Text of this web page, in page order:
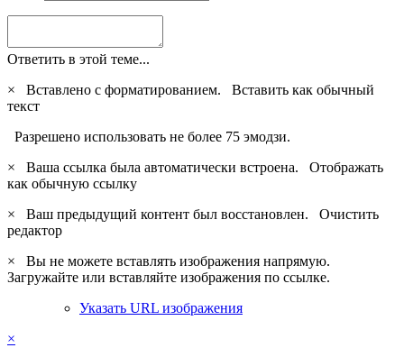
Ответить в этой теме...
×
Вставлено с форматированием. Вставить как обычный
текст
Разрешено использовать не более 75 эмодзи.
×
Ваша ссылка была автоматически встроена. Отображать
как обычную ссылку
×
Ваш предыдущий контент был восстановлен. Очистить
редактор
×
Вы не можете вставлять изображения напрямую.
Загружайте или вставляйте изображения по ссылке.
Указать URL изображения
×